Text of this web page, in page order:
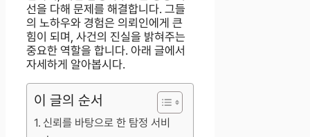
선을 다해 문제를 해결합니다. 그들
의 노하우와 경험은 의뢰인에게 큰
힘이 되며, 사건의 진실을 밝혀주는
중요한 역할을 합니다. 아래 글에서
자세하게 알아봅시다.
이 글의 순서
신뢰를 바탕으로 한 탐정 서비